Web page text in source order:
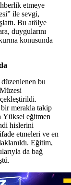
etmeye
ile sevgi,
Bu atölye
duygularını
konusunda
bu
merakla takip
eğitmen
hislerini
etmeleri ve en
Eğitim,
da bağ